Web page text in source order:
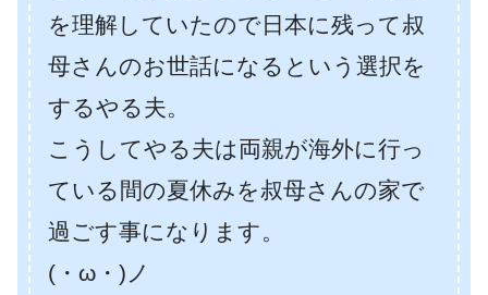
を理解していたので日本に残って叔
母さんのお世話になるという選択を
するやる夫。
こうしてやる夫は両親が海外に行っ
ている間の夏休みを叔母さんの家で
過ごす事になります。
(・ω・)ノ